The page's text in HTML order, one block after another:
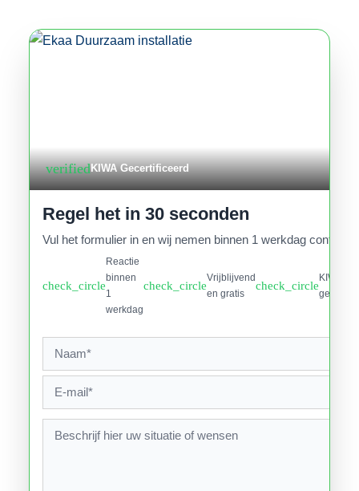
verifiedKIWA Gecertificeerd
Regel het in 30 seconden
Vul het formulier in en wij nemen binnen 1 werkdag contact
check_circle
Reactie
binnen
1
werkdag
check_circle
Vrijblijvend
en gratis
check_circle
KIWA